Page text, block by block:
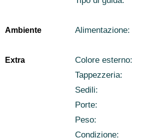
Ambiente Alimentazione:
Extra Colore esterno:
Tappezzeria:
Sedili:
Porte:
Peso:
Condizione: